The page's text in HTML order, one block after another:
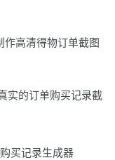
高清得物订单截图
实的订单购买记录截
买记录生成器